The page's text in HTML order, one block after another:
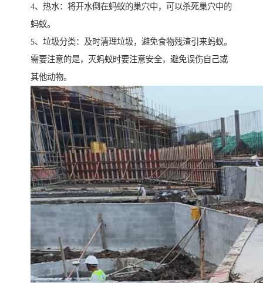
4、热水：将开水倒在蚂蚁的巢穴中，可以杀死巢穴中的
蚂蚁。
5、垃圾分类：及时清理垃圾，避免食物残渣引来蚂蚁。
需要注意的是，灭蚂蚁时要注意安全，避免误伤自己或
其他动物。